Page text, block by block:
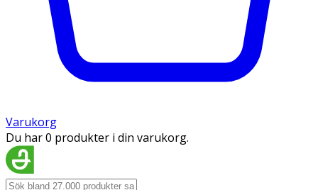
Varukorg
Du har 0 produkter i din varukorg.